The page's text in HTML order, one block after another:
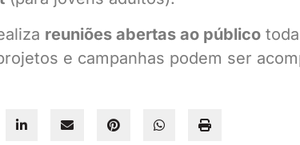
reuniões abertas ao público
e campanhas podem ser